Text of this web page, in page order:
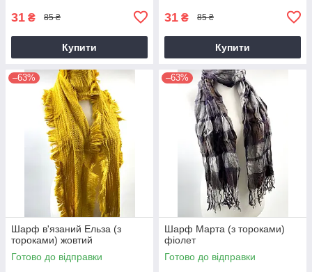
31 ₴ 85 ₴
Купити
31 ₴ 85 ₴
Купити
–63%
Шарф в'язаний Ельза (з
тороками) жовтий
Готово до відправки
–63%
Шарф Марта (з тороками)
фіолет
Готово до відправки